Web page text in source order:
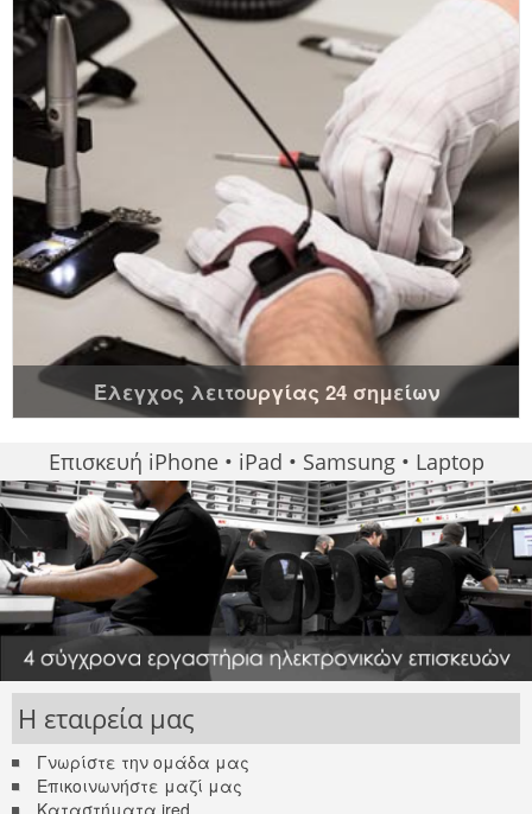
Έλεγχος λειτουργίας 24 σημείων
Επισκευή iPhone • iPad • Samsung • Laptop
Η εταιρεία μας
Γνωρίστε την ομάδα μας
Επικοινωνήστε μαζί μας
Καταστήματα ired